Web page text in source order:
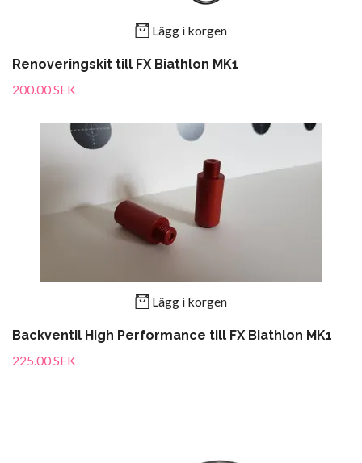
Lägg i korgen
Renoveringskit till FX Biathlon MK1
200.00 SEK
Lägg i korgen
Backventil High Performance till FX Biathlon MK1
225.00 SEK